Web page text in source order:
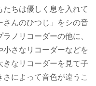
ちは優しく息を入れて
さんのひつじ」をシの音
ノリコーダーの他に、
小さなリコーダーなどを
なリコーダーを見て子
によって音色が違うこ